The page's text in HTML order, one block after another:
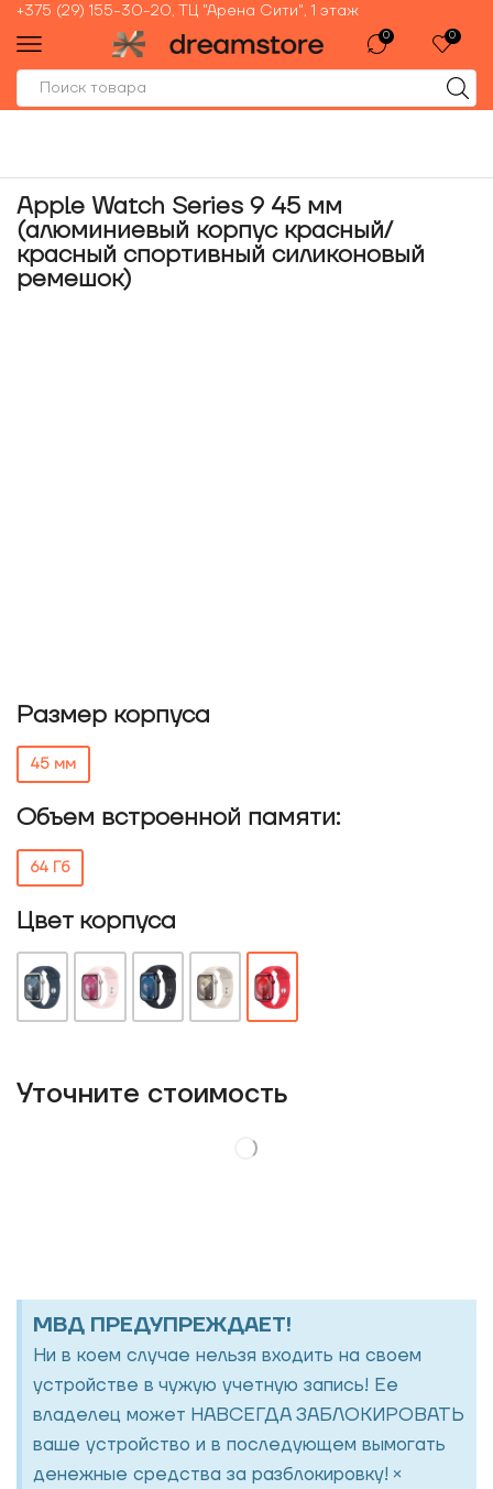
+375 (29) 155-30-20, ТЦ "Арена Сити", 1 этаж
0 0
Apple Watch Series 9 45 мм
(алюминиевый корпус красный/
красный спортивный силиконовый
ремешок)
Размер корпуса
45 мм
Объем встроенной памяти:
64 Гб
Цвет корпуса
Уточнитe стоимость
МВД ПРЕДУПРЕЖДАЕТ!
Ни в коем случае нельзя входить на своем
устройстве в чужую учетную запись! Ее
владелец может НАВСЕГДА ЗАБЛОКИРОВАТЬ
ваше устройство и в последующем вымогать
денежные средства за разблокировку! ×